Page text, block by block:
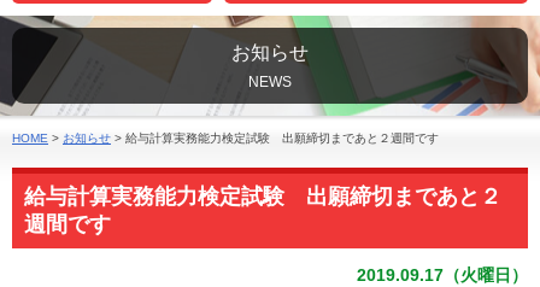
お知らせ
NEWS
HOME > お知らせ > 給与計算実務能力検定試験 出願締切まであと２週間です
給与計算実務能力検定試験 出願締切まであと２
週間です
2019.09.17（火曜日）